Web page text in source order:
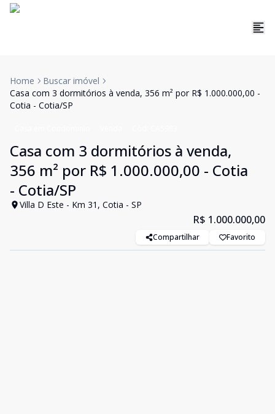
Home
Buscar imóvel
Casa com 3 dormitórios à venda, 356 m² por R$ 1.000.000,00 -
Cotia - Cotia/SP
Casa com 3 dormitórios à venda,
356 m² por R$ 1.000.000,00 - Cotia
- Cotia/SP
Villa D Este - Km 31, Cotia - SP
R$ 1.000.000,00
Compartilhar Favorito